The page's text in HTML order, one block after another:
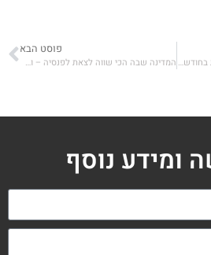
תשואות נאות של קרנות השתלמות בחודש מארס
פוסט הבא
המדינה שבה הכי שווה לצאת לפנסיה – ומה תקבלו שם
ומידע נוסף